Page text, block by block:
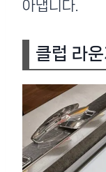
아냅니다.
클럽 라운